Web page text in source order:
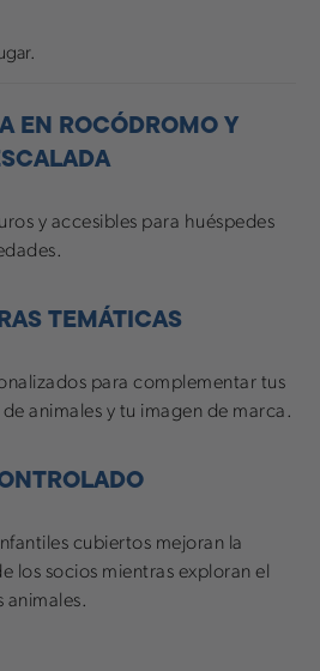
EN ROCÓDROMO Y
y accesibles para huéspedes
TEMÁTICAS
para complementar tus
animales y tu imagen de marca.
cubiertos mejoran la
los socios mientras exploran el
animales.